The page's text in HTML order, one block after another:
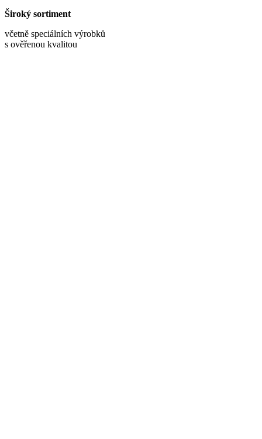
Široký sortiment
včetně speciálních výrobků
s ověřenou kvalitou